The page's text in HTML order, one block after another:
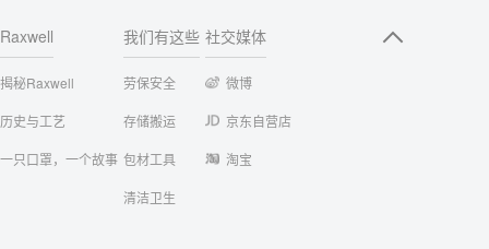
Raxwell
揭秘Raxwell
历史与工艺
一只口罩，一个故事
我们有这些
劳保安全
存储搬运
包材工具
清洁卫生
社交媒体
微博
京东自营店
淘宝